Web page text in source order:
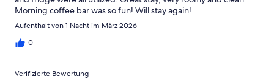
Morning coffee bar was so fun! Will stay again!
Aufenthalt von 1 Nacht im März 2026
0
Verifizierte Bewertung